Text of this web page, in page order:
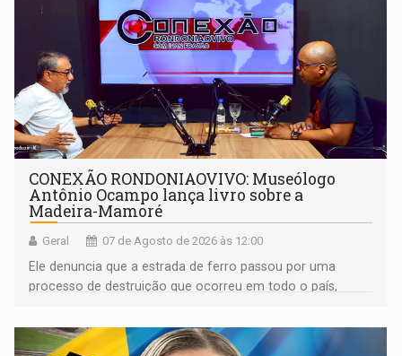
CONEXÃO RONDONIAOVIVO: Museólogo
Antônio Ocampo lança livro sobre a
Madeira-Mamoré
Geral 07 de Agosto de 2026 às 12:00
Ele denuncia que a estrada de ferro passou por uma
processo de destruição que ocorreu em todo o país,